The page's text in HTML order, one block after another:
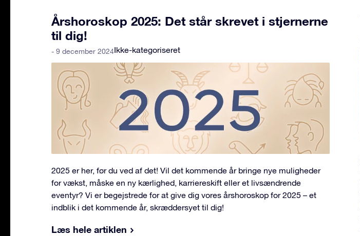
Årshoroskop 2025: Det står skrevet i stjernerne
til dig!
Ikke-kategoriseret
- 9 december 2024
2025 er her, før du ved af det! Vil det kommende år bringe nye muligheder
for vækst, måske en ny kærlighed, karriereskift eller et livsændrende
eventyr? Vi er begejstrede for at give dig vores årshoroskop for 2025 – et
indblik i det kommende år, skræddersyet til dig!
Læs hele artiklen